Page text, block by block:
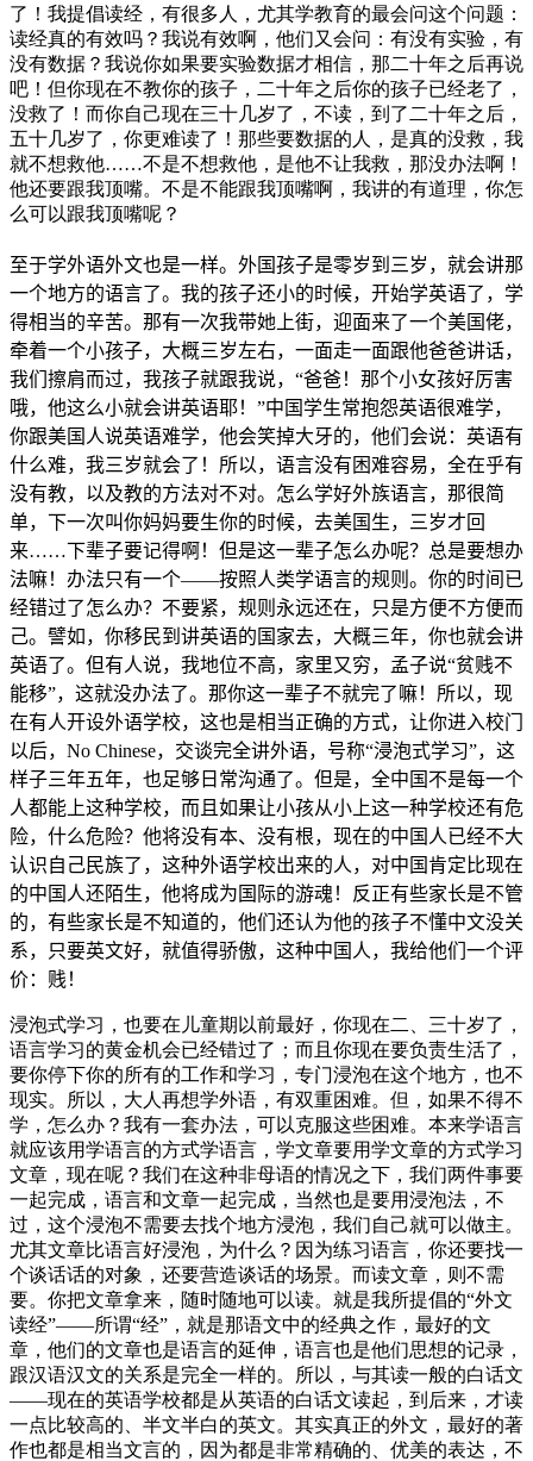
了！我提倡读经，有很多人，尤其学教育的最会问这个问题：
读经真的有效吗？我说有效啊，他们又会问：有没有实验，有
没有数据？我说你如果要实验数据才相信，那二十年之后再说
吧！但你现在不教你的孩子，二十年之后你的孩子已经老了，
没救了！而你自己现在三十几岁了，不读，到了二十年之后，
五十几岁了，你更难读了！那些要数据的人，是真的没救，我
就不想救他……不是不想救他，是他不让我救，那没办法啊！
他还要跟我顶嘴。不是不能跟我顶嘴啊，我讲的有道理，你怎
么可以跟我顶嘴呢？
至于学外语外文也是一样。外国孩子是零岁到三岁，就会讲那
一个地方的语言了。我的孩子还小的时候，开始学英语了，学
得相当的辛苦。那有一次我带她上街，迎面来了一个美国佬，
牵着一个小孩子，大概三岁左右，一面走一面跟他爸爸讲话，
我们擦肩而过，我孩子就跟我说，“爸爸！那个小女孩好厉害
哦，他这么小就会讲英语耶！”中国学生常抱怨英语很难学，
你跟美国人说英语难学，他会笑掉大牙的，他们会说：英语有
什么难，我三岁就会了！所以，语言没有困难容易，全在乎有
没有教，以及教的方法对不对。怎么学好外族语言，那很简
单，下一次叫你妈妈要生你的时候，去美国生，三岁才回
来……下辈子要记得啊！但是这一辈子怎么办呢？总是要想办
法嘛！办法只有一个——按照人类学语言的规则。你的时间已
经错过了怎么办？不要紧，规则永远还在，只是方便不方便而
己。譬如，你移民到讲英语的国家去，大概三年，你也就会讲
英语了。但有人说，我地位不高，家里又穷，孟子说“贫贱不
能移”，这就没办法了。那你这一辈子不就完了嘛！所以，现
在有人开设外语学校，这也是相当正确的方式，让你进入校门
以后，No Chinese，交谈完全讲外语，号称“浸泡式学习”，这
样子三年五年，也足够日常沟通了。但是，全中国不是每一个
人都能上这种学校，而且如果让小孩从小上这一种学校还有危
险，什么危险？他将没有本、没有根，现在的中国人已经不大
认识自己民族了，这种外语学校出来的人，对中国肯定比现在
的中国人还陌生，他将成为国际的游魂！反正有些家长是不管
的，有些家长是不知道的，他们还认为他的孩子不懂中文没关
系，只要英文好，就值得骄傲，这种中国人，我给他们一个评
价：贱！
浸泡式学习，也要在儿童期以前最好，你现在二、三十岁了，
语言学习的黄金机会已经错过了；而且你现在要负责生活了，
要你停下你的所有的工作和学习，专门浸泡在这个地方，也不
现实。所以，大人再想学外语，有双重困难。但，如果不得不
学，怎么办？我有一套办法，可以克服这些困难。本来学语言
就应该用学语言的方式学语言，学文章要用学文章的方式学习
文章，现在呢？我们在这种非母语的情况之下，我们两件事要
一起完成，语言和文章一起完成，当然也是要用浸泡法，不
过，这个浸泡不需要去找个地方浸泡，我们自己就可以做主。
尤其文章比语言好浸泡，为什么？因为练习语言，你还要找一
个谈话话的对象，还要营造谈话的场景。而读文章，则不需
要。你把文章拿来，随时随地可以读。就是我所提倡的“外文
读经”——所谓“经”，就是那语文中的经典之作，最好的文
章，他们的文章也是语言的延伸，语言也是他们思想的记录，
跟汉语汉文的关系是完全一样的。所以，与其读一般的白话文
——现在的英语学校都是从英语的白话文读起，到后来，才读
一点比较高的、半文半白的英文。其实真正的外文，最好的著
作也都是相当文言的，因为都是非常精确的、优美的表达，不